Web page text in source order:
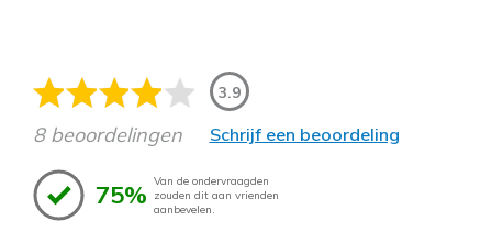
3.9
8 beoordelingen Schrijf een beoordeling
75% Van de ondervraagden
zouden dit aan vrienden
aanbevelen.